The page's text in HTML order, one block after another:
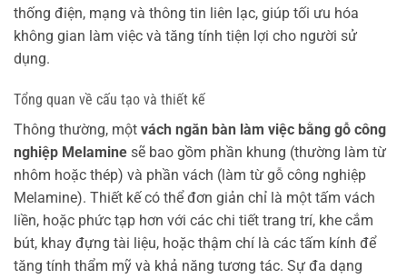
thống điện, mạng và thông tin liên lạc, giúp tối ưu hóa
không gian làm việc và tăng tính tiện lợi cho người sử
dụng.
Tổng quan về cấu tạo và thiết kế
Thông thường, một vách ngăn bàn làm việc bằng gỗ công
nghiệp Melamine sẽ bao gồm phần khung (thường làm từ
nhôm hoặc thép) và phần vách (làm từ gỗ công nghiệp
Melamine). Thiết kế có thể đơn giản chỉ là một tấm vách
liền, hoặc phức tạp hơn với các chi tiết trang trí, khe cắm
bút, khay đựng tài liệu, hoặc thậm chí là các tấm kính để
tăng tính thẩm mỹ và khả năng tương tác. Sự đa dạng